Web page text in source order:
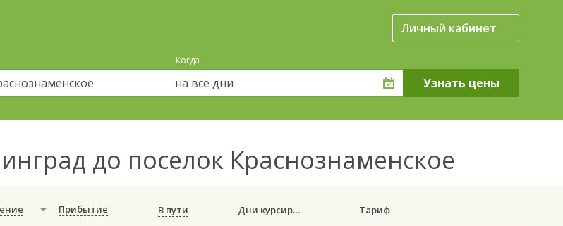
Личный кабинет
Когда
на все дни
до поселок Краснознаменское
Прибытие В пути Дни курсирования Тариф